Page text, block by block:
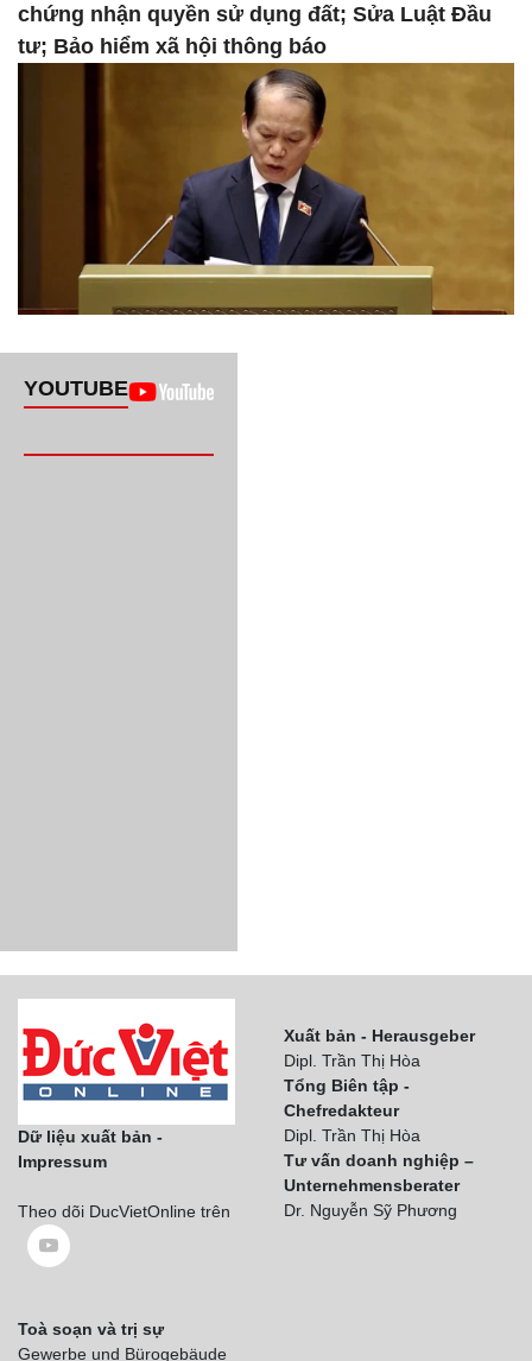
chứng nhận quyền sử dụng đất; Sửa Luật Đầu
tư; Bảo hiểm xã hội thông báo
YOUTUBE
Dữ liệu xuất bản -
Impressum
Theo dõi DucVietOnline trên
Xuất bản - Herausgeber
Dipl. Trần Thị Hòa
Tổng Biên tập -
Chefredakteur
Dipl. Trần Thị Hòa
Tư vấn doanh nghiệp –
Unternehmensberater
Dr. Nguyễn Sỹ Phương
Toà soạn và trị sự
Gewerbe und Bürogebäude